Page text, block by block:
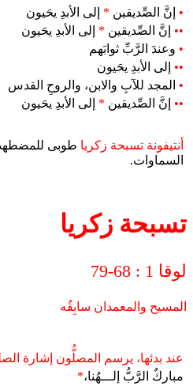
• إنَّ الصِّديقين * إلى الأبدِ يحَيون
•• إنَّ الصِّديقين * إلى الأبدِ يحَيون
• وعندَ الرَّبِّ ثوابَهم
•• إلى الأبدِ يحَيون
• المجد للآبِ والابن، والروحِ القدس
•• إنَّ الصِّديقين * إلى الأبدِ يحَيون
أنتيفونة تسبحة زكريا طوبى
السماوات.
تسبحة زكريا
لوقا 1 : 68-79
المسيح والمعمدان سابِقُه
عند بدئها، يرسم المصلُّون إشارة
مباركٌ الرَّبُّ إلـــهُنا،*